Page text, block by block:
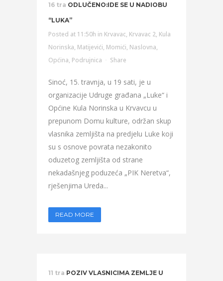
16 tra ODLUČENO:IDE SE U NADIOBU
“LUKA”
Posted at 11:50h in Krvavac, Krvavac 2, Kula
Norinska, Matijevići, Momići, Naslovna,
Općina, Podrujnica Share
Sinoć, 15. travnja, u 19 sati, je u
organizacije Udruge građana „Luke“ i
Općine Kula Norinska u Krvavcu u
prepunom Domu kulture, održan skup
vlasnika zemljišta na predjelu Luke koji
su s osnove povrata nezakonito
oduzetog zemljišta od strane
nekadašnjeg poduzeća „PIK Neretva“,
rješenjima Ureda...
READ MORE
11 tra POZIV VLASNICIMA ZEMLJE U